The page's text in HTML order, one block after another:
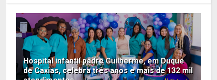
Hospital infantil padre Guilherme, em Duque
de Caxias, celebra três anos e mais de 132 mil